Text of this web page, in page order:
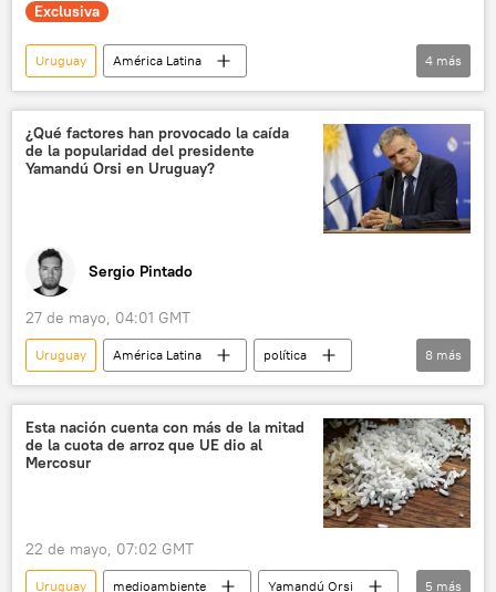
Exclusiva
Uruguay
América Latina
Foro Económico Internacional de San Petersburgo (SPIEF)
Moscú
📈 Mercados y finanzas
💬 Entrevistas
4 más
¿Qué factores han provocado la caída
de la popularidad del presidente
Yamandú Orsi en Uruguay?
Sergio Pintado
27 de mayo, 04:01 GMT
Uruguay América Latina
política
Yamandú Orsi
José Mujica
Tabaré Vázquez
Frente Amplio
Montevideo
💬 Opinión y Análisis
8 más
Esta nación cuenta con más de la mitad
de la cuota de arroz que UE dio al
Mercosur
22 de mayo, 07:02 GMT
Uruguay medioambiente
Yamandú Orsi
5 más